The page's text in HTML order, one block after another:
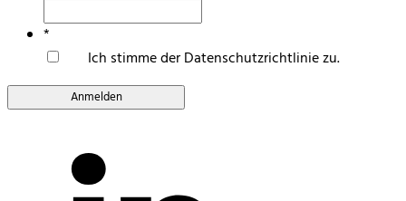
*
Ich stimme der Datenschutzrichtlinie zu.